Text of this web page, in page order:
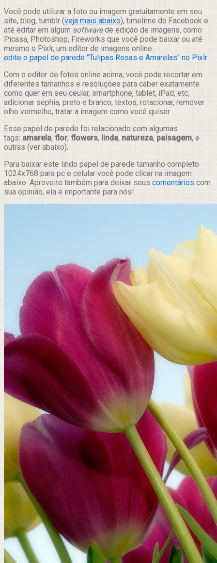
Você pode utilizar a foto ou imagem gratuitamente em seu
site, blog, tumblr (veja mais abaixo), timelime do Facebook e
até editar em algum softwarede edição de imagens, como
Picasa, Photoshop, Fireworks que você pode baixar ou até
mesmo o Pixlr, um editor de imagens online:
edite o papel de parede "Tulipas Rosas e Amarelas" no Pixlr.
Com o editor de fotos online acima, você pode recortar em
diferentes tamanhos e resoluções para caber exatamente
como quer em seu ceular, smartphone, tablet, iPad, etc,
adicionar sephia, preto e branco, textos, rotacionar, remover
olho vermelho, tratar a imagem como você quiser.
Esse papel de parede foi relacionado com algumas
tags: amarela, flor, flowers, linda, natureza, paisagem, e
outras (ver abaixo).
Para baixar este lindo papel de parede tamanho completo
1024x768 para pc e celular você pode clicar na imagem
abaixo. Aproveite também para deixar seus comentários com
sua opinião, ela é importante para nós!